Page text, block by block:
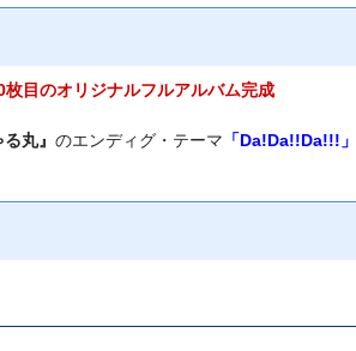
枚目のオリジナルフルアルバム完成
丸』 のエンディグ・テーマ 「Da!Da!!Da!!!」